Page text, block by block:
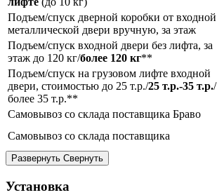
Подъем/спуск дверной коробки от входной
металлической двери вручную, за этаж
Подъем/спуск входной двери без лифта, за
этаж до 120 кг/более 120 кг**
Подъем/спуск на грузовом лифте входной
двери, стоимостью до 25 т.р./25 т.р.-35 т.р./
более 35 т.р.**
Самовывоз со склада поставщика Браво
Самовывоз со склада поставщика
Развернуть Свернуть
Установка